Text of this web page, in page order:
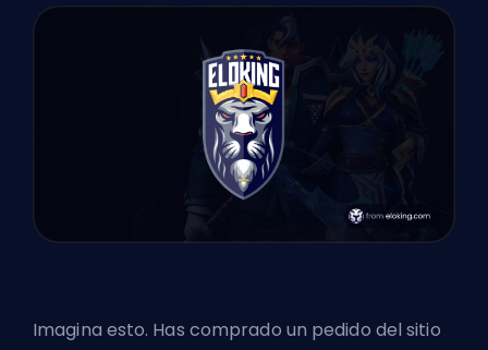
Imagina esto. Has comprado un pedido del sitio